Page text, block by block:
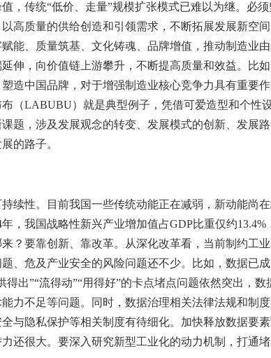
，传统“低价、走量”规模扩张模式已难以为继。必
高质量的供给创造和引领需求，不断拓展发展新空
能、质量筑基、文化铸魂、品牌增值，推动制造业
伸，向价值链上游攀升，不断提高质量和效益。比
造中国品牌，对于增强制造业核心竞争力具有重要
（LABUBU）就是典型例子，凭借可爱造型和个性
题，涉及发展观念的转变、发展模式的创新、发展
的路子。
续性。目前我国一些传统动能正在减弱，新动能尚
，我国战略性新兴产业增加值占GDP比重仅约13.4%
？要靠创新、靠改革。从深化改革看，当前制约工
、危及产业安全的风险问题还不少。比如，数据已
出”“流得动”“用得好”的卡点堵点问题依然突出，
力不足等问题。同时，数据治理相关法律法规和制
与隐私保护等相关制度有待细化。加快释放数据要
还很大。要深入研究新型工业化的动力机制，打通